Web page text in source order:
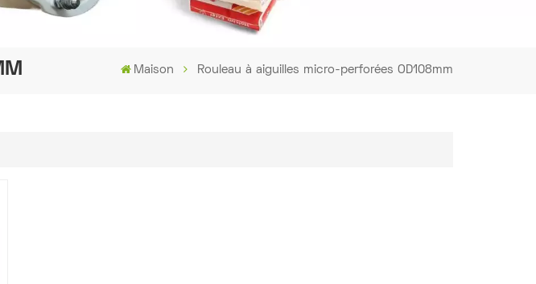
Maison Rouleau à aiguilles micro-perforées OD108mm